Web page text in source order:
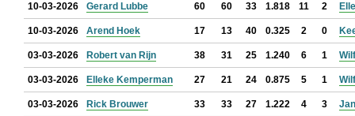
10-03-2026 Gerard Lubbe 60 60 33 1.818 11 2
10-03-2026 Arend Hoek 17 13 40 0.325 2 0
03-03-2026 Robert van Rijn 38 31 25 1.240 6 1
03-03-2026 Elleke Kemperman 27 21 24 0.875 5 1
03-03-2026 Rick Brouwer 33 33 27 1.222 4 3